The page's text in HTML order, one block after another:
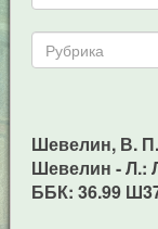
Шевелин, В.
Шевелин - Л.:
ББК: 36.99